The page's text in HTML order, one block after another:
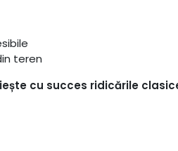
teren
cu succes ridicările